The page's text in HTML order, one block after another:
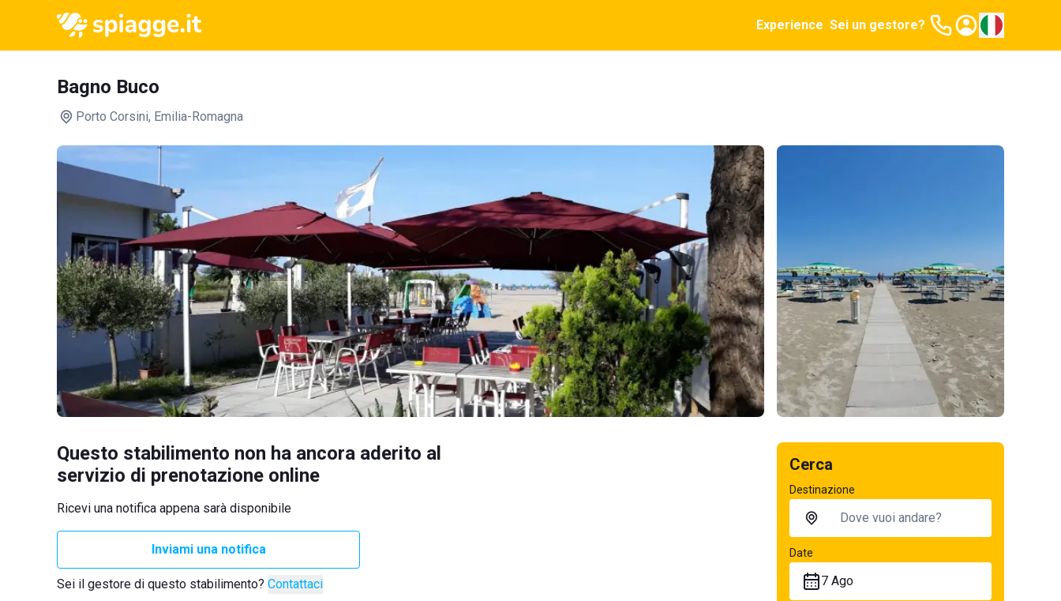
Experience Sei un gestore?
Bagno Buco
Porto Corsini, Emilia-Romagna
Questo stabilimento non ha ancora aderito al
servizio di prenotazione online
Ricevi una notifica appena sarà disponibile
Inviami una notifica
Sei il gestore di questo stabilimento? Contattaci
Cerca
Destinazione
Date
7 Ago